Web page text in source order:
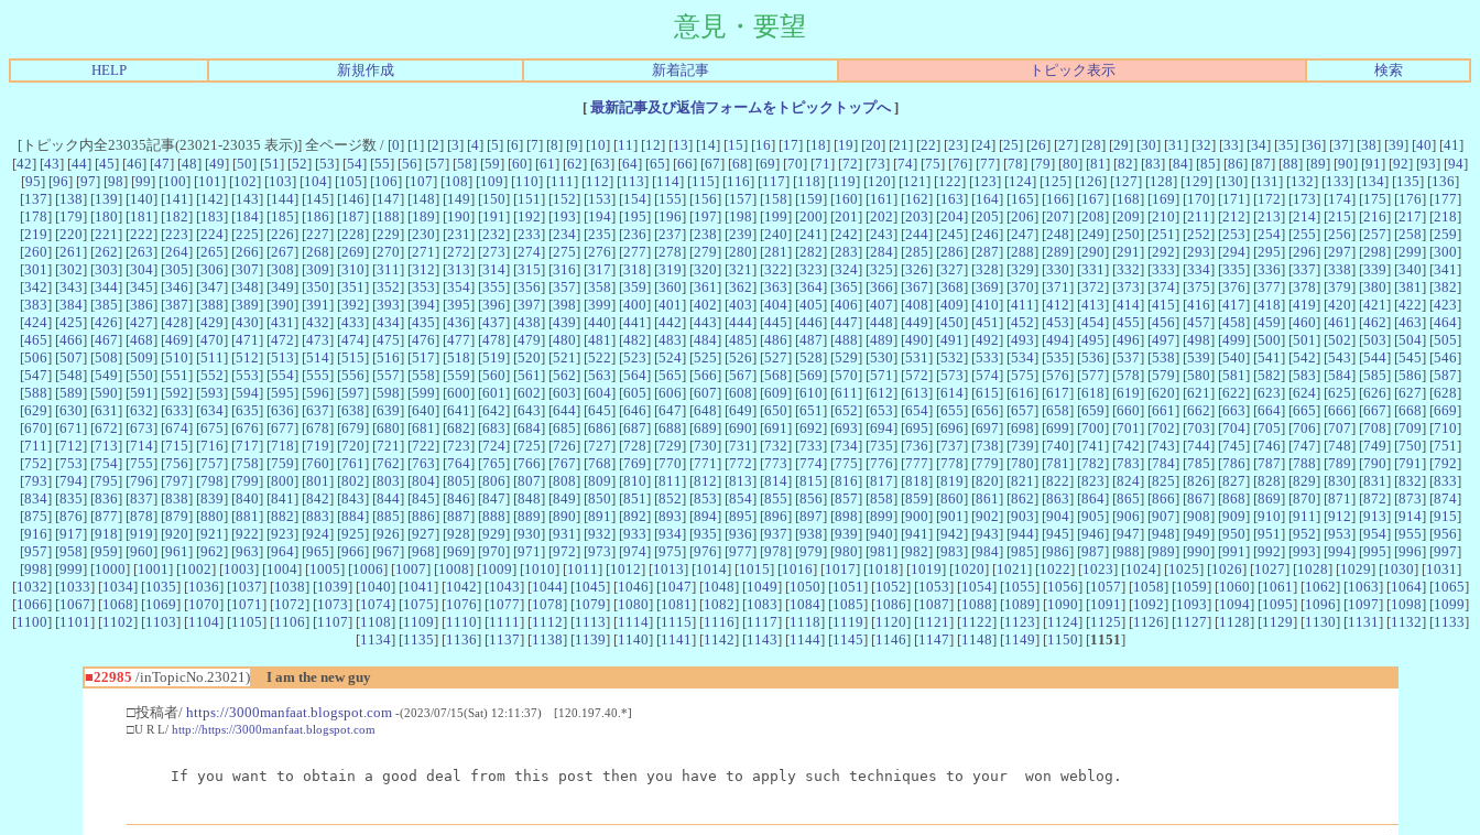
意見・要望
HELP 新規作成 新着記事 トピック表示 検索
[最新記事及び返信フォームをトピックトップへ]
[トピック内全23035記事(23021-23035 表示)] 全ページ数 / [0] [1 ] [2] [3] [4] [5] [6] [7] [8] [9] [10] [11 ] [12] [13] [14] [15] [16] [17] [18] [19] [20] [21 ] [22] [23] [24] [25] [26] [27] [28] [29] [30] [31 ] [32] [33] [34] [35] [36] [37] [38] [39] [40] [41 ]
[42] [43] [44] [45] [46] [47] [48] [49] [50] [51 ] [52] [53] [54] [55] [56] [57] [58] [59] [60] [61 ] [62] [63] [64] [65] [66] [67] [68] [69] [70] [71 ] [72] [73] [74] [75] [76] [77] [78] [79] [80] [81 ] [82] [83] [84] [85] [86] [87] [88] [89] [90] [91 ] [92] [93] [94]
[95] [96] [97] [98] [99] [100] [101 ] [102] [103] [104] [105] [106] [107] [108] [109] [110] [111 ] [112] [113] [114] [115] [116] [117] [118] [119] [120] [121 ] [122] [123] [124] [125] [126] [127] [128] [129] [130] [131 ] [132] [133] [134] [135] [136]
[137] [138] [139] [140] [141 ] [142] [143] [144] [145] [146] [147] [148] [149] [150] [151 ] [152] [153] [154] [155] [156] [157] [158] [159] [160] [161 ] [162] [163] [164] [165] [166] [167] [168] [169] [170] [171 ] [172] [173] [174] [175] [176] [177]
[178] [179] [180] [181 ] [182] [183] [184] [185] [186] [187] [188] [189] [190] [191 ] [192] [193] [194] [195] [196] [197] [198] [199] [200] [201 ] [202] [203] [204] [205] [206] [207] [208] [209] [210] [211 ] [212] [213] [214] [215] [216] [217] [218]
[219] [220] [221 ] [222] [223] [224] [225] [226] [227] [228] [229] [230] [231 ] [232] [233] [234] [235] [236] [237] [238] [239] [240] [241 ] [242] [243] [244] [245] [246] [247] [248] [249] [250] [251 ] [252] [253] [254] [255] [256] [257] [258] [259]
[260] [261 ] [262] [263] [264] [265] [266] [267] [268] [269] [270] [271 ] [272] [273] [274] [275] [276] [277] [278] [279] [280] [281 ] [282] [283] [284] [285] [286] [287] [288] [289] [290] [291 ] [292] [293] [294] [295] [296] [297] [298] [299] [300]
[301 ] [302] [303] [304] [305] [306] [307] [308] [309] [310] [311 ] [312] [313] [314] [315] [316] [317] [318] [319] [320] [321 ] [322] [323] [324] [325] [326] [327] [328] [329] [330] [331 ] [332] [333] [334] [335] [336] [337] [338] [339] [340] [341 ]
[342] [343] [344] [345] [346] [347] [348] [349] [350] [351 ] [352] [353] [354] [355] [356] [357] [358] [359] [360] [361 ] [362] [363] [364] [365] [366] [367] [368] [369] [370] [371 ] [372] [373] [374] [375] [376] [377] [378] [379] [380] [381 ] [382]
[383] [384] [385] [386] [387] [388] [389] [390] [391 ] [392] [393] [394] [395] [396] [397] [398] [399] [400] [401 ] [402] [403] [404] [405] [406] [407] [408] [409] [410] [411 ] [412] [413] [414] [415] [416] [417] [418] [419] [420] [421 ] [422] [423]
[424] [425] [426] [427] [428] [429] [430] [431 ] [432] [433] [434] [435] [436] [437] [438] [439] [440] [441 ] [442] [443] [444] [445] [446] [447] [448] [449] [450] [451 ] [452] [453] [454] [455] [456] [457] [458] [459] [460] [461 ] [462] [463] [464]
[465] [466] [467] [468] [469] [470] [471 ] [472] [473] [474] [475] [476] [477] [478] [479] [480] [481 ] [482] [483] [484] [485] [486] [487] [488] [489] [490] [491 ] [492] [493] [494] [495] [496] [497] [498] [499] [500] [501 ] [502] [503] [504] [505]
[506] [507] [508] [509] [510] [511 ] [512] [513] [514] [515] [516] [517] [518] [519] [520] [521 ] [522] [523] [524] [525] [526] [527] [528] [529] [530] [531 ] [532] [533] [534] [535] [536] [537] [538] [539] [540] [541 ] [542] [543] [544] [545] [546]
[547] [548] [549] [550] [551 ] [552] [553] [554] [555] [556] [557] [558] [559] [560] [561 ] [562] [563] [564] [565] [566] [567] [568] [569] [570] [571 ] [572] [573] [574] [575] [576] [577] [578] [579] [580] [581 ] [582] [583] [584] [585] [586] [587]
[588] [589] [590] [591 ] [592] [593] [594] [595] [596] [597] [598] [599] [600] [601 ] [602] [603] [604] [605] [606] [607] [608] [609] [610] [611 ] [612] [613] [614] [615] [616] [617] [618] [619] [620] [621 ] [622] [623] [624] [625] [626] [627] [628]
[629] [630] [631 ] [632] [633] [634] [635] [636] [637] [638] [639] [640] [641 ] [642] [643] [644] [645] [646] [647] [648] [649] [650] [651 ] [652] [653] [654] [655] [656] [657] [658] [659] [660] [661 ] [662] [663] [664] [665] [666] [667] [668] [669]
[670] [671 ] [672] [673] [674] [675] [676] [677] [678] [679] [680] [681 ] [682] [683] [684] [685] [686] [687] [688] [689] [690] [691 ] [692] [693] [694] [695] [696] [697] [698] [699] [700] [701 ] [702] [703] [704] [705] [706] [707] [708] [709] [710]
[711 ] [712] [713] [714] [715] [716] [717] [718] [719] [720] [721 ] [722] [723] [724] [725] [726] [727] [728] [729] [730] [731 ] [732] [733] [734] [735] [736] [737] [738] [739] [740] [741 ] [742] [743] [744] [745] [746] [747] [748] [749] [750] [751 ]
[752] [753] [754] [755] [756] [757] [758] [759] [760] [761 ] [762] [763] [764] [765] [766] [767] [768] [769] [770] [771 ] [772] [773] [774] [775] [776] [777] [778] [779] [780] [781 ] [782] [783] [784] [785] [786] [787] [788] [789] [790] [791 ] [792]
[793] [794] [795] [796] [797] [798] [799] [800] [801 ] [802] [803] [804] [805] [806] [807] [808] [809] [810] [811 ] [812] [813] [814] [815] [816] [817] [818] [819] [820] [821 ] [822] [823] [824] [825] [826] [827] [828] [829] [830] [831 ] [832] [833]
[834] [835] [836] [837] [838] [839] [840] [841 ] [842] [843] [844] [845] [846] [847] [848] [849] [850] [851 ] [852] [853] [854] [855] [856] [857] [858] [859] [860] [861 ] [862] [863] [864] [865] [866] [867] [868] [869] [870] [871 ] [872] [873] [874]
[875] [876] [877] [878] [879] [880] [881 ] [882] [883] [884] [885] [886] [887] [888] [889] [890] [891 ] [892] [893] [894] [895] [896] [897] [898] [899] [900] [901 ] [902] [903] [904] [905] [906] [907] [908] [909] [910] [911 ] [912] [913] [914] [915]
[916] [917] [918] [919] [920] [921 ] [922] [923] [924] [925] [926] [927] [928] [929] [930] [931 ] [932] [933] [934] [935] [936] [937] [938] [939] [940] [941 ] [942] [943] [944] [945] [946] [947] [948] [949] [950] [951 ] [952] [953] [954] [955] [956]
[957] [958] [959] [960] [961 ] [962] [963] [964] [965] [966] [967] [968] [969] [970] [971 ] [972] [973] [974] [975] [976] [977] [978] [979] [980] [981 ] [982] [983] [984] [985] [986] [987] [988] [989] [990] [991 ] [992] [993] [994] [995] [996] [997]
[998] [999] [1000] [1001 ] [1002] [1003] [1004] [1005] [1006] [1007] [1008] [1009] [1010] [1011 ] [1012] [1013] [1014] [1015] [1016] [1017] [1018] [1019] [1020] [1021 ] [1022] [1023] [1024] [1025] [1026] [1027] [1028] [1029] [1030] [1031 ]
[1032] [1033] [1034] [1035] [1036] [1037] [1038] [1039] [1040] [1041 ] [1042] [1043] [1044] [1045] [1046] [1047] [1048] [1049] [1050] [1051 ] [1052] [1053] [1054] [1055] [1056] [1057] [1058] [1059] [1060] [1061 ] [1062] [1063] [1064] [1065]
[1066] [1067] [1068] [1069] [1070] [1071 ] [1072] [1073] [1074] [1075] [1076] [1077] [1078] [1079] [1080] [1081 ] [1082] [1083] [1084] [1085] [1086] [1087] [1088] [1089] [1090] [1091 ] [1092] [1093] [1094] [1095] [1096] [1097] [1098] [1099]
[1100] [1101 ] [1102] [1103] [1104] [1105] [1106] [1107] [1108] [1109] [1110] [1111 ] [1112] [1113] [1114] [1115] [1116] [1117] [1118] [1119] [1120] [1121 ] [1122] [1123] [1124] [1125] [1126] [1127] [1128] [1129] [1130] [1131 ] [1132] [1133]
[1134] [1135] [1136] [1137] [1138] [1139] [1140] [1141 ] [1142] [1143] [1144] [1145] [1146] [1147] [1148] [1149] [1150] [1151]
■22985 /inTopicNo.23021) I am the new guy
□投稿者/ https://3000manfaat.blogspot.com -(2023/07/15(Sat) 12:11:37) [120.197.40.*]
□U R L/ http://https://3000manfaat.blogspot.com
If you want to obtain a good deal from this post then you have to apply such techniques to your  won weblog.